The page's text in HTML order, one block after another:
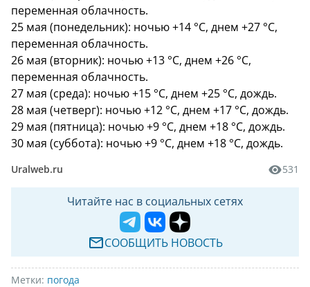
переменная облачность.
25 мая (понедельник): ночью +14 °C, днем +27 °C,
переменная облачность.
26 мая (вторник): ночью +13 °C, днем +26 °C,
переменная облачность.
27 мая (среда): ночью +15 °C, днем +25 °C, дождь.
28 мая (четверг): ночью +12 °C, днем +17 °C, дождь.
29 мая (пятница): ночью +9 °C, днем +18 °C, дождь.
30 мая (суббота): ночью +9 °C, днем +18 °C, дождь.
Uralweb.ru 531
Читайте нас в социальных сетях
СООБЩИТЬ НОВОСТЬ
Метки: погода